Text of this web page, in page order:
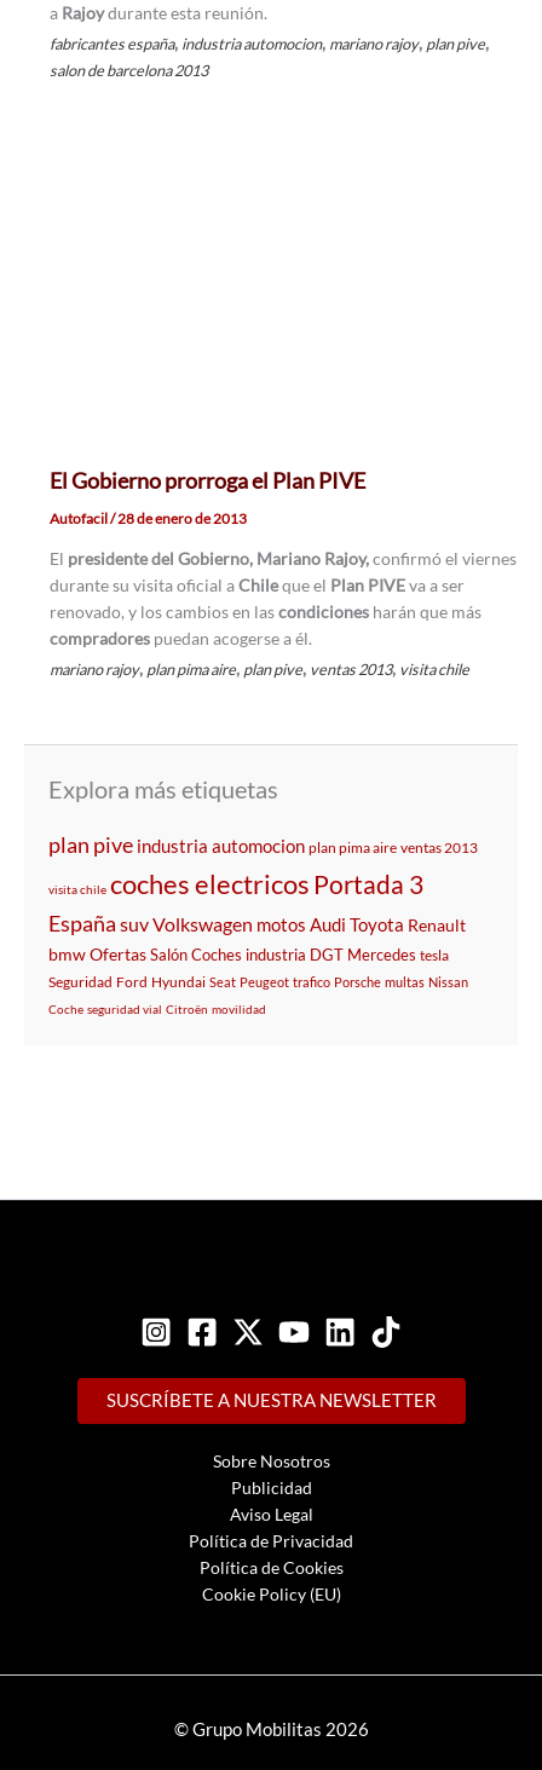
a Rajoydurante esta reunión.
fabricantes españa, industria automocion, mariano rajoy, plan pive,
salon de barcelona 2013
El Gobierno prorroga el Plan PIVE
Autofacil/28 de enero de 2013
El presidente del Gobierno, Mariano Rajoy,confirmó el viernes
durante su visita oficial aChileque el Plan PIVEva a ser
renovado, y los cambios en lascondicionesharán que más
compradores puedan acogerse a él.
mariano rajoy, plan pima aire, plan pive, ventas 2013, visita chile
Explora más etiquetas
plan pive industria automocion plan pima aire ventas 2013
visita chile coches electricos Portada 3
España suvVolkswagen motos Audi Toyota Renault
bmwOfertasSalónCoches industria DGT Mercedes tesla
Seguridad Ford Hyundai Seat Peugeot trafico Porsche multas Nissan
Coche seguridad vial Citroën movilidad
SUSCRÍBETE A NUESTRA NEWSLETTER
Sobre Nosotros
Publicidad
Aviso Legal
Política de Privacidad
Política de Cookies
Cookie Policy (EU)
© Grupo Mobilitas 2026